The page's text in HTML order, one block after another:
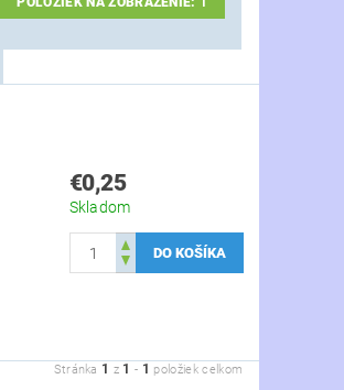
€0,25
Skladom
Stránka 1 z 1 - 1 položiek celkom